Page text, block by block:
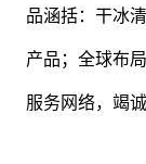
品涵括：干冰
产品；全球布
服务网络，竭